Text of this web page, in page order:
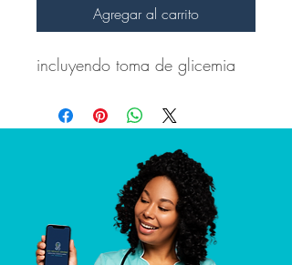
Agregar al carrito
incluyendo toma de glicemia